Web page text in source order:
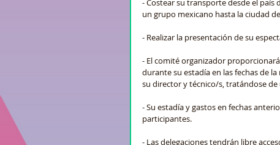
- Costear su transporte desde el país
un grupo mexicano hasta la ciudad
- Realizar la presentación de su
- El comité organizador
durante su estadía en las fechas de
su director y técnico/s, tratándose
- Su estadía y gastos en fechas
participantes.
- Las delegaciones tendrán libre